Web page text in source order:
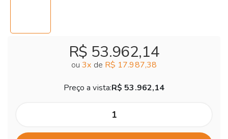
R$ 53.962,14
ou3x de R$ 17.987,38
Preço a vista:R$ 53.962,14